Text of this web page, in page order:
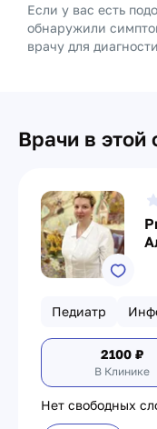
Если у вас есть
обнаружили
врачу для
Врачи в этой
Педиатр
2100 ₽
В Клинике
Нет свободных